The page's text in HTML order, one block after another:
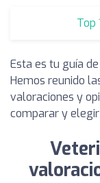
Top
Esta es tu guía de
Hemos reunido
valoraciones y
comparar y